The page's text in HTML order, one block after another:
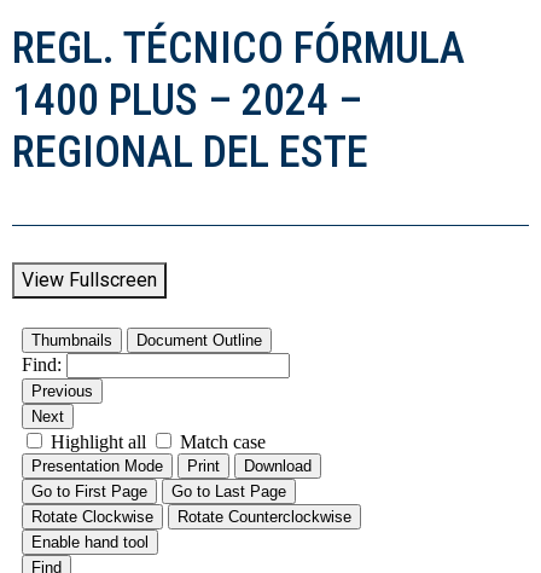
REGL. TÉCNICO FÓRMULA
1400 PLUS – 2024 –
REGIONAL DEL ESTE
View Fullscreen